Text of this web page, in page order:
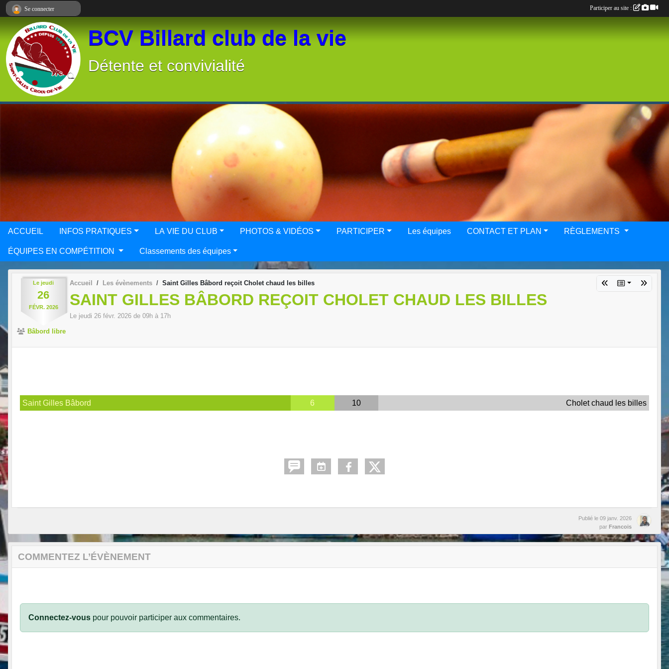
BCV Billard club de la vie
Détente et convivialité
ACCUEIL INFOS PRATIQUES LA VIE DU CLUB PHOTOS & VIDÉOS PARTICIPER Les équipes CONTACT ET PLAN RÈGLEMENTS
ÉQUIPES EN COMPÉTITION Classements des équipes
Le jeudi
26
FÉVR. 2026
Accueil Les évènements Saint Gilles Bâbord reçoit Cholet chaud les billes
SAINT GILLES BÂBORD REÇOIT CHOLET CHAUD LES BILLES
Le jeudi 26 févr. 2026 de 09h à 17h
Bâbord libre
Saint Gilles Bâbord 6 10 Cholet chaud les billes
Publié le 09 janv. 2026
par Francois
COMMENTEZ L’ÉVÈNEMENT
Connectez-vous pour pouvoir participer aux commentaires.
Se connecter Participer au site :
Panneau de gestion des cookies